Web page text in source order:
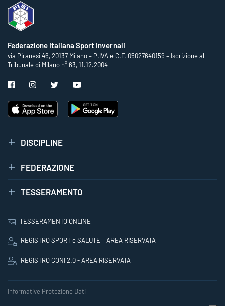
Federazione Italiana Sport Invernali
via Piranesi 46, 20137 Milano – P.IVA e C.F. 05027640159 – Iscrizione al
Tribunale di Milano n° 63, 11.12.2004
DISCIPLINE
FEDERAZIONE
TESSERAMENTO
TESSERAMENTO ONLINE
REGISTRO SPORT e SALUTE – AREA RISERVATA
REGISTRO CONI 2.0 - AREA RISERVATA
Informative Protezione Dati